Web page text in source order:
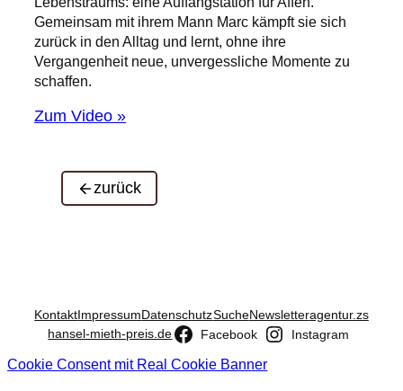
Gemeinsam mit ihrem Mann Marc kämpft sie sich
zurück in den Alltag und lernt, ohne ihre
Vergangenheit neue, unvergessliche Momente zu
schaffen.
Zum Video »
zurück
KontaktImpressumDatenschutzSucheNewsletteragentur.zs
hansel-mieth-preis.de
Facebook Instagram
Cookie Consent mit Real Cookie Banner